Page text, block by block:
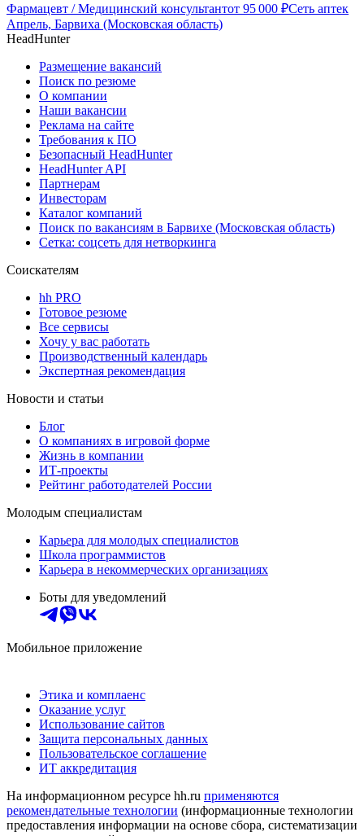
Фармацевт / Медицинский консультантот 95 000 ₽Сеть аптек
Апрель, Барвиха (Московская область)
HeadHunter
Размещение вакансий
Поиск по резюме
О компании
Наши вакансии
Реклама на сайте
Требования к ПО
Безопасный HeadHunter
HeadHunter API
Партнерам
Инвесторам
Каталог компаний
Поиск по вакансиям в Барвихе (Московская область)
Сетка: соцсеть для нетворкинга
Соискателям
hh PRO
Готовое резюме
Все сервисы
Хочу у вас работать
Производственный календарь
Экспертная рекомендация
Новости и статьи
Блог
О компаниях в игровой форме
Жизнь в компании
ИТ-проекты
Рейтинг работодателей России
Молодым специалистам
Карьера для молодых специалистов
Школа программистов
Карьера в некоммерческих организациях
Боты для уведомлений
Мобильное приложение
Этика и комплаенс
Оказание услуг
Использование сайтов
Защита персональных данных
Пользовательское соглашение
ИТ аккредитация
На информационном ресурсе hh.ru применяются
рекомендательные технологии (информационные технологии
предоставления информации на основе сбора, систематизации